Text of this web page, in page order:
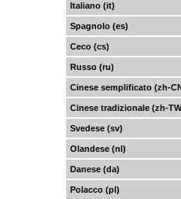
Italiano (it)
Spagnolo (es)
Ceco (cs)
Russo (ru)
Cinese semplificato (zh-
Cinese tradizionale (zh-
Svedese (sv)
Olandese (nl)
Danese (da)
Polacco (pl)